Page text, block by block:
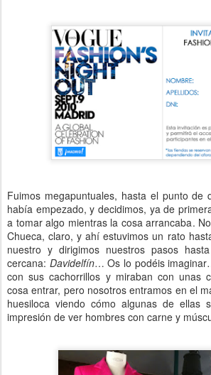
Fuimos megapuntuales, hasta el punto de
había empezado, y decidimos, ya de
a tomar algo mientras la cosa arrancaba.
Chueca, claro, y ahí estuvimos un rato
nuestro y dirigimos nuestros pasos
cercana: Davidelfín… Os lo podéis
con sus cachorrillos y miraban con unas
cosa entrar, pero nosotros entramos en el
huesiloca viendo cómo algunas de ellas
impresión de ver hombres con carne y